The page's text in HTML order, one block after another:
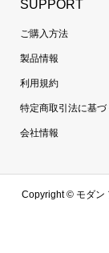
SUPPORT
ご購入方法
製品情報
利用規約
特定商取引法に基づ
会社情報
Copyright ©モダン